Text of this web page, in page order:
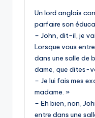
Un lord anglais
parfaire son
– John, dit-il, je
Lorsque vous
dans une salle de
dame, que dites-
– Je lui fais mes
madame. »
– Eh bien, non,
entre dans une